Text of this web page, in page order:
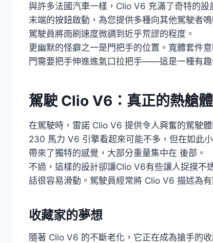
與許多法國汽車一樣，Clio V6 充滿了奇特的
末端的按鈕啟動，為您提供多種向其他駕駛者
駕駛員將雨刷速度微調到近乎荒謬的程度。
更幽默的怪癖之一是門把手的位置。寬體套件
門需要把手伸進進氣口拉把手——這是一種有趣
駕駛 Clio V6：真正的熱艙
在駕駛時，雷諾 Clio V6 提供令人興奮的駕駛
230 馬力 V6 引擎看起來可能不多，但在如此
帶來了獨特的感覺，大部分重量集中在 後部。
不過，這樣的設計卻讓Clio V6有些讓人捉摸不
話很容易滑動。駕駛員經常將 Clio V6 描述為
收藏家的夢想
隨著 Clio V6 的不斷老化，它正在成為搶手的